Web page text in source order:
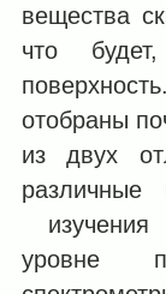
вещества
что
отобраны
из двух
различные
уровне